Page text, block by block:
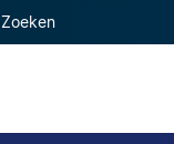
Zoeken